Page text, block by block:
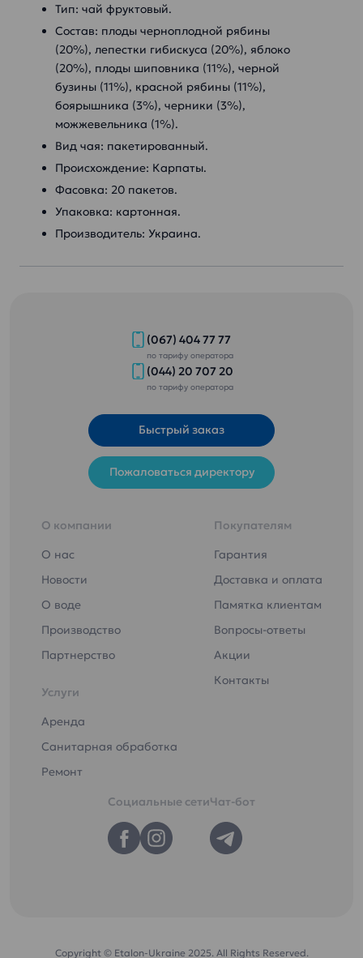
Тип: чай фруктовый.
Состав: плоды черноплодной рябины
(20%), лепестки гибискуса (20%), яблоко
(20%), плоды шиповника (11%), черной
бузины (11%), красной рябины (11%),
боярышника (3%), черники (3%),
можжевельника (1%).
Вид чая: пакетированный.
Происхождение: Карпаты.
Фасовка: 20 пакетов.
Упаковка: картонная.
Производитель: Украина.
(067) 404 77 77
по тарифу оператора
(044) 20 707 20
по тарифу оператора
Быстрый заказ
Пожаловаться директору
О компании
О нас
Новости
О воде
Производство
Партнерство
Услуги
Аренда
Санитарная обработка
Ремонт
Покупателям
Гарантия
Доставка и оплата
Памятка клиентам
Вопросы-ответы
Акции
Контакты
Социальные сетиЧат-бот
Copyright © Etalon-Ukraine 2025. All Rights Reserved.